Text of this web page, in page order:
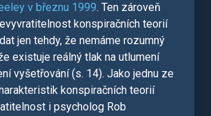
v březnu 1999. Ten zároveň
konspiračních teorií
jen tehdy, že nemáme rozumný
existuje reálný tlak na utlumení
vyšetřování (s. 14). Jako jednu ze
konspiračních teorií
i psycholog Rob